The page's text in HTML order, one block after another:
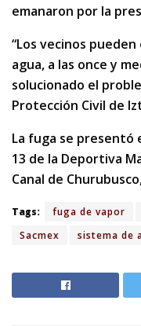
emanaron por la
“Los vecinos
agua, a las once y
solucionado el
Protección Civil de
La fuga se presentó
13 de la Deportiva
Canal de
Tags: fuga de vapor
Sacmex
sistema de